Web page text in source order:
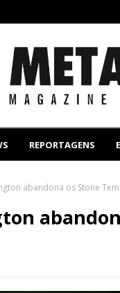
REPORTAGENS
abandona os Stone